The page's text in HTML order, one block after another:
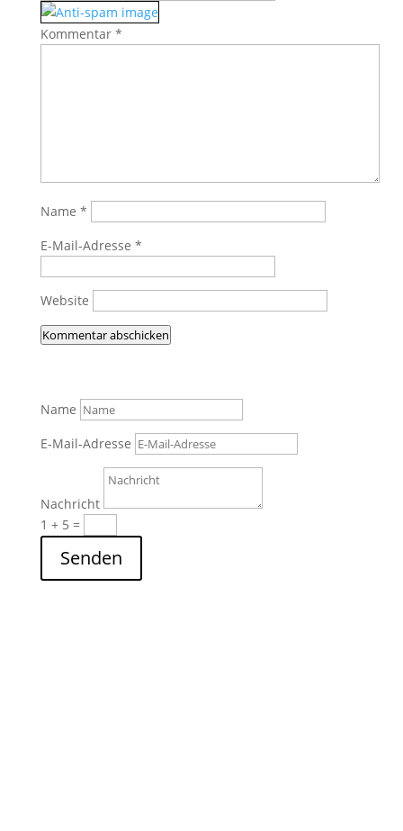
Kommentar *
Name *
E-Mail-Adresse *
Website
Kommentar abschicken
Name
E-Mail-Adresse
Nachricht
1 + 5 =
Senden